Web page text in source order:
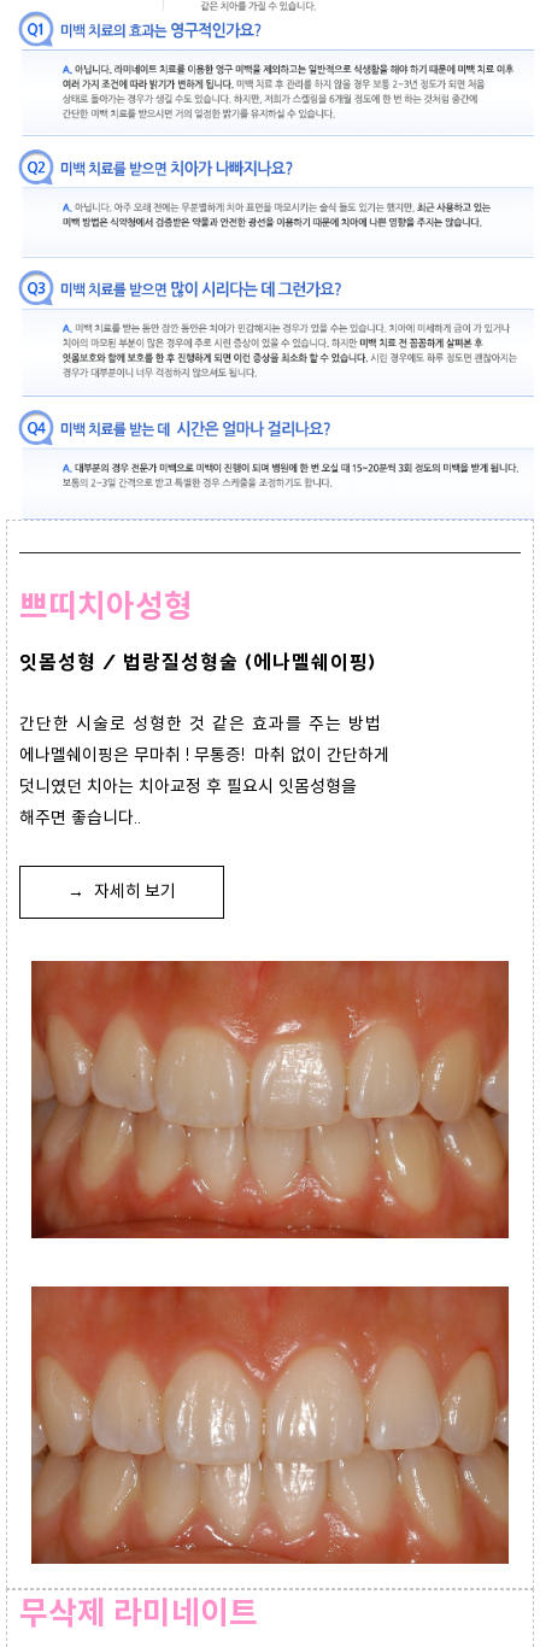
쁘띠치아성형
잇몸성형 / 법랑질성형술 (에나멜쉐이핑)
간단한 시술로 성형한 것 같은 효과를 주는 방법
에나멜쉐이핑은 무마취 ! 무통증! 마취 없이 간단하게
덧니였던 치아는 치아교정 후 필요시 잇몸성형을
해주면 좋습니다..
→ 자세히 보기
무삭제 라미네이트